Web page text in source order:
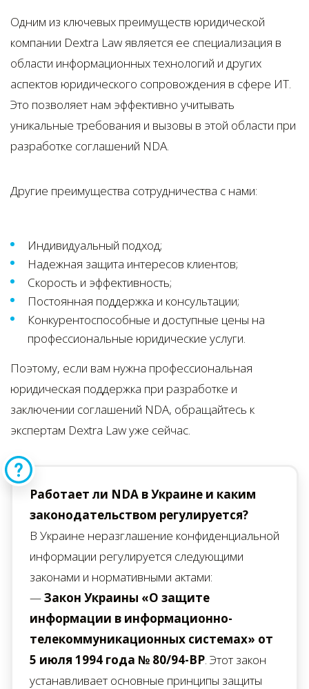
Одним из ключевых преимуществ юридической
компании Dextra Law является ее специализация в
области информационных технологий и других
аспектов юридического сопровождения в сфере ИТ.
Это позволяет нам эффективно учитывать
уникальные требования и вызовы в этой области при
разработке соглашений NDA.
Другие преимущества сотрудничества с нами:
Индивидуальный подход;
Надежная защита интересов клиентов;
Скорость и эффективность;
Постоянная поддержка и консультации;
Конкурентоспособные и доступные цены на
профессиональные юридические услуги.
Поэтому, если вам нужна профессиональная
юридическая поддержка при разработке и
заключении соглашений NDA, обращайтесь к
экспертам Dextra Law уже сейчас.
Работает ли NDA в Украине и каким
законодательством регулируется?
В Украине неразглашение конфиденциальной
информации регулируется следующими
законами и нормативными актами:
—Закон Украины «О защите
информации в информационно-
телекоммуникационных системах» от
5 июля 1994 года № 80/94-ВР. Этот закон
устанавливает основные принципы защиты